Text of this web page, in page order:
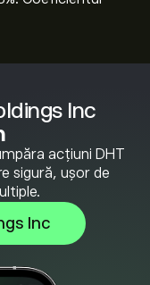
Inc
acțiuni DHT
sigură, ușor de
Inc